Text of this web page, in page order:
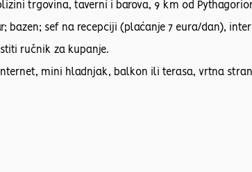
trgovina, taverni i barova, 9 km od
bazen; sef na recepciji (plaćanje 7 eura/dan),
ručnik za kupanje.
mini hladnjak, balkon ili terasa, vrtna